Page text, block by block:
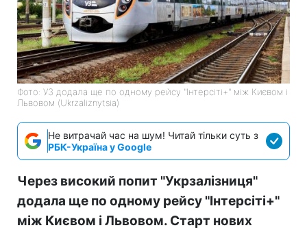
Фото: УЗ додала ще по одному рейсу "Інтерсіті+" між Києвом і
Львовом (Ukrzaliznytsia)
Не витрачай час на шум! Читай тільки суть з
РБК-Україна у Google
Через високий попит "Укрзалізниця"
додала ще по одному рейсу "Інтерсіті+"
між Києвом і Львовом. Старт нових